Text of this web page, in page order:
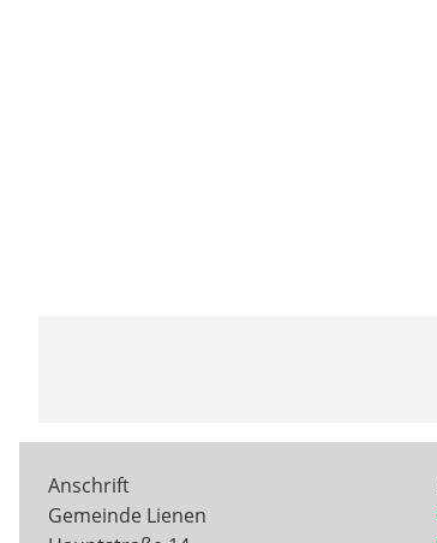
Anschrift
Gemeinde Lienen